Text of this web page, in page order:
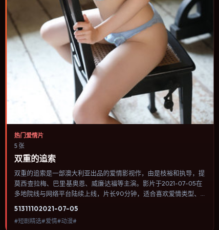
热门爱情片
5 张
双重的追索
双重的追索是一部澳大利亚出品的爱情影视作，由是枝裕和执导，提
莫西·查拉梅、巴里·基奥恩、威廉·达福等主演。影片于2021-07-05在
多地院线与网络平台陆续上线，片长90分钟，适合喜欢爱情类型、
节推进，节奏与视听语言统一，可作为休闲观影或类型片补片的选
51311102021-07-05
#短剧精选#爱情#动漫#